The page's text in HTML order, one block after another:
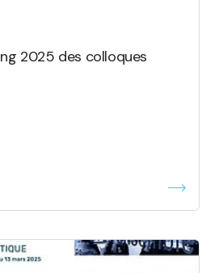
2025 des colloques